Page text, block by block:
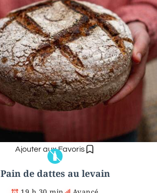
Ajouter aux Favoris
Pain de dattes au levain